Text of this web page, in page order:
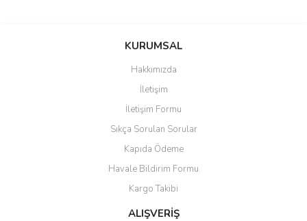
Bu ürüne ilk yorumu siz yapın!
Yorum Yaz
Ürün resmi kalitesiz, bozuk veya görüntülenemiyor.
Ürün açıklamasında eksik bilgiler bulunuyor.
Ürün bilgilerinde hatalar bulunuyor.
Ürün fiyatı diğer sitelerden daha pahalı.
Bu ürüne benzer farklı alternatifler olmalı.
KURUMSAL
Hakkımızda
İletişim
İletişim Formu
Sıkça Sorulan Sorular
Kapıda Ödeme
Havale Bildirim Formu
Kargo Takibi
ALIŞVERİŞ